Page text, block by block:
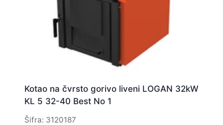
Kotao na čvrsto gorivo liveni LOGAN 32kW
KL 5 32-40 Best No 1
Šifra: 3120187